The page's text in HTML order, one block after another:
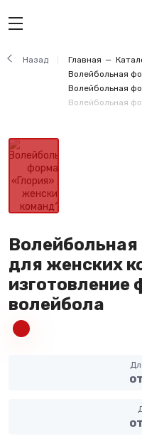
Назад Главная
Волейбольная
Волейбольная
для женских
волейбола